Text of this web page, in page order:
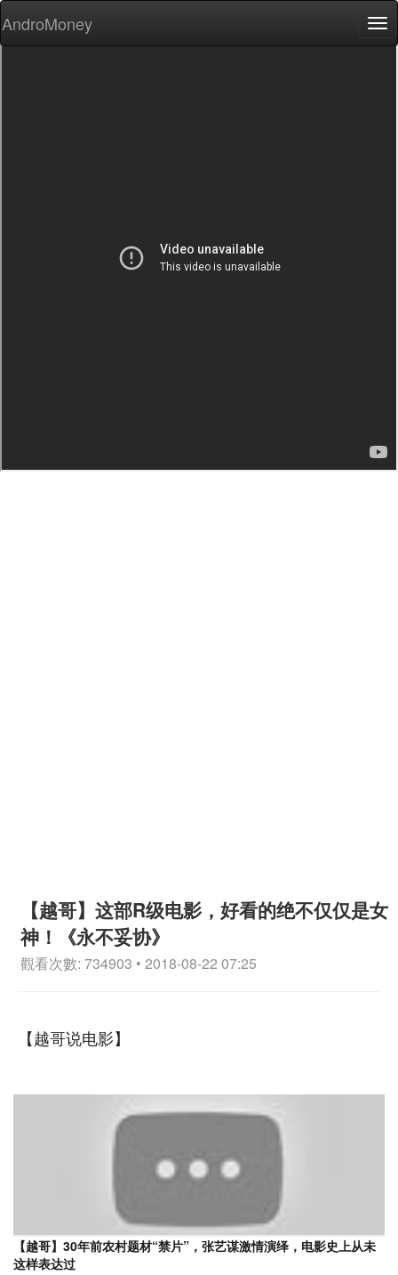
AndroMoney
【越哥】这部R级电影，好看的绝不仅仅是女
神！《永不妥协》
觀看次數: 734903 • 2018-08-22 07:25
【越哥说电影】
【越哥】30年前农村题材“禁片”，张艺谋激情演绎，电影史上从未
这样表达过